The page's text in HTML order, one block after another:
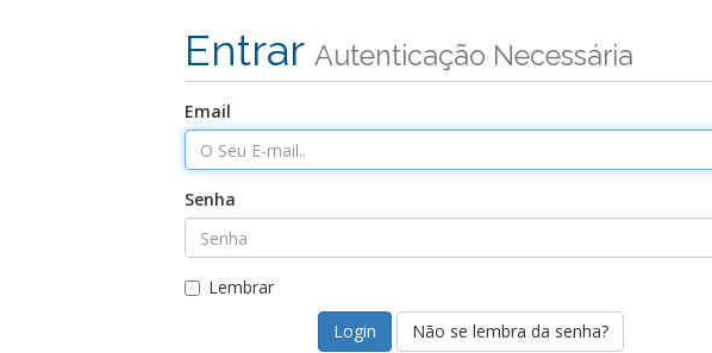
Entrar Autenticação Necessária
Email
Senha
Lembrar
Não se lembra da senha?